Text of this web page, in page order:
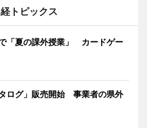
トピックス
「夏の課外授業」 カードゲー
ログ」販売開始 事業者の県外